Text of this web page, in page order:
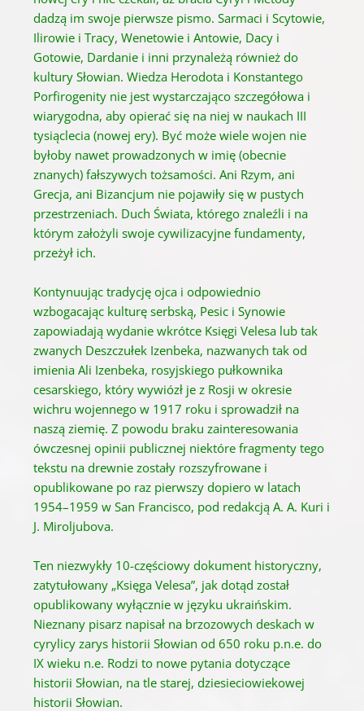
dadzą im swoje pierwsze pismo. Sarmaci i Scytowie,
Ilirowie i Tracy, Wenetowie i Antowie, Dacy i
Gotowie, Dardanie i inni przynależą również do
kultury Słowian. Wiedza Herodota i Konstantego
Porfirogenity nie jest wystarczająco szczegółowa i
wiarygodna, aby opierać się na niej w naukach III
tysiąclecia (nowej ery). Być może wiele wojen nie
byłoby nawet prowadzonych w imię (obecnie
znanych) fałszywych tożsamości. Ani Rzym, ani
Grecja, ani Bizancjum nie pojawiły się w pustych
przestrzeniach. Duch Świata, którego znaleźli i na
którym założyli swoje cywilizacyjne fundamenty,
przeżył ich.
Kontynuując tradycję ojca i odpowiednio
wzbogacając kulturę serbską, Pesic i Synowie
zapowiadają wydanie wkrótce Księgi Velesa lub tak
zwanych Deszczułek Izenbeka, nazwanych tak od
imienia Ali Izenbeka, rosyjskiego pułkownika
cesarskiego, który wywiózł je z Rosji w okresie
wichru wojennego w 1917 roku i sprowadził na
naszą ziemię. Z powodu braku zainteresowania
ówczesnej opinii publicznej niektóre fragmenty tego
tekstu na drewnie zostały rozszyfrowane i
opublikowane po raz pierwszy dopiero w latach
1954–1959 w San Francisco, pod redakcją A. A. Kuri i
J. Miroljubova.
Ten niezwykły 10-częściowy dokument historyczny,
zatytułowany „Księga Velesa”, jak dotąd został
opublikowany wyłącznie w języku ukraińskim.
Nieznany pisarz napisał na brzozowych deskach w
cyrylicy zarys historii Słowian od 650 roku p.n.e. do
IX wieku n.e. Rodzi to nowe pytania dotyczące
historii Słowian, na tle starej, dziesieciowiekowej
historii Słowian.